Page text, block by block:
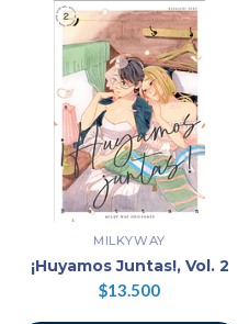
MILKYWAY
¡Huyamos Juntas!, Vol. 2
$13.500